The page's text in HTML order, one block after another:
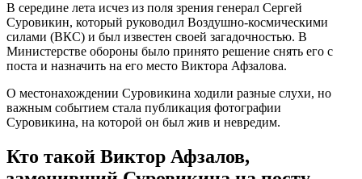
В середине лета исчез из поля зрения генерал Сергей
Суровикин, который руководил Воздушно-космическими
силами (ВКС) и был известен своей загадочностью. В
Министерстве обороны было принято решение снять его с
поста и назначить на его место Виктора Афзалова.
О местонахождении Суровикина ходили разные слухи, но
важным событием стала публикация фотографии
Суровикина, на которой он был жив и невредим.
Кто такой Виктор Афзалов,